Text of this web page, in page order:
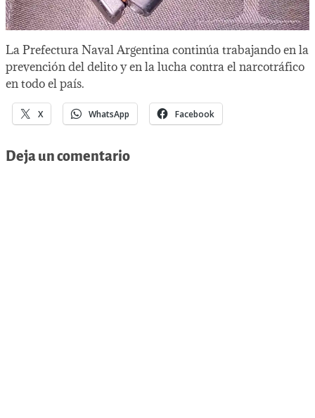
La Prefectura Naval Argentina continúa trabajando en la
prevención del delito y en la lucha contra el narcotráfico
en todo el país.
X WhatsApp Facebook
Deja un comentario